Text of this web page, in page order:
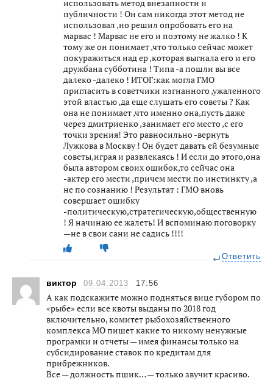
использовать метод внезапности и
публичности ! Он сам никогда этот метод не
использовал ,но решил опробовать его на
марвас ! Марвас не его и поэтому не жалко ! К
тому же он понимает ,что только сейчас может
покуражиться над ер ,которая выгнала его и его
дружбана субботина ! Типа -а пошли вы все
далеко -далеко ! ИТОГ:как могла ГМО
пригласить в советчики изгнанного ,ужаленного
этой властью ,да еще слушать его советы ? Как
она не понимает ,что именно она,пусть даже
через дмитриенко ,занимает его место ,с его
точки зрения! Это равносильно -вернуть
Лужкова в Москву ! Он будет давать ей безумные
советы,играя и развлекаясь ! И если до этого,она
была автором своих ошибок,то сейчас она
-актер его мести ,причем мести по инстинкту ,а
не по сознанию ! Результат : ГМО вновь
совершает ошибку
-политическую,стратегическую,общественную
! Я начинаю ее жалеть! И вспоминаю поговорку
—не в свои сани не садись !!!!
Ответить
виктор 09.04.2013 17:56
А как подскажите можно подняться вице губором по
«рыбе» если все квоты выданы по 2018 год
включительно, комитет рыбохозяйственного
комплекса МО пишет какие то никому ненужные
програмки и отчеты — имея финансы только на
субсидирование ставок по кредитам для
прибрежников.
Все — должность пшик… — только звучит красиво.